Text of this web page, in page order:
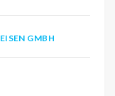
GMBH